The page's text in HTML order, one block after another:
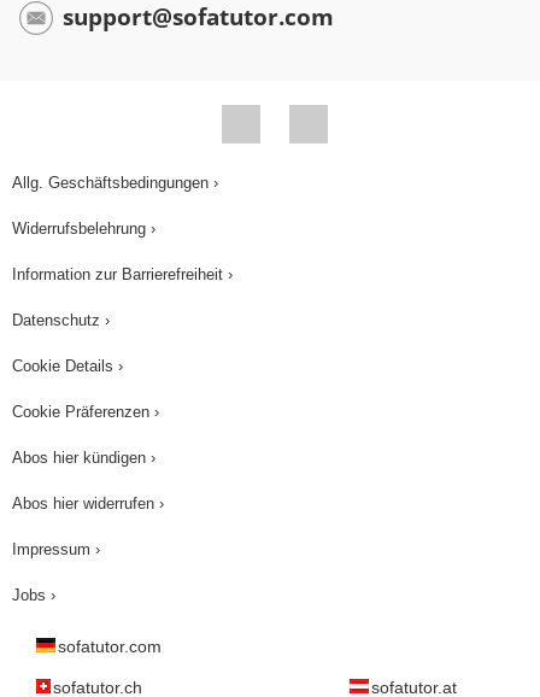
support@sofatutor.com
Allg. Geschäftsbedingungen ›
Widerrufsbelehrung ›
Information zur Barrierefreiheit ›
Datenschutz ›
Cookie Details ›
Cookie Präferenzen ›
Abos hier kündigen ›
Abos hier widerrufen ›
Impressum ›
Jobs ›
sofatutor.com
sofatutor.ch sofatutor.at